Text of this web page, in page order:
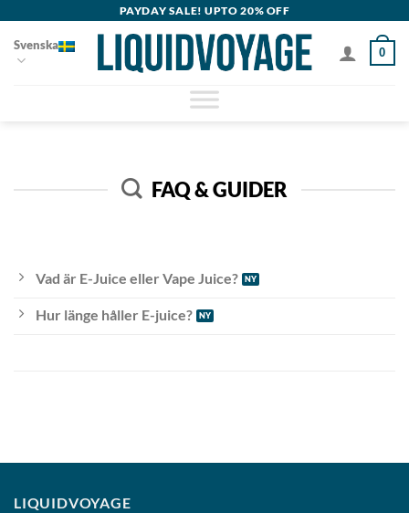
content
PAYDAY SALE! UPTO 20% OFF
Svenska
0
FAQ & GUIDER
Vad är E-Juice eller Vape Juice?
Hur länge håller E-juice?
LIQUIDVOYAGE